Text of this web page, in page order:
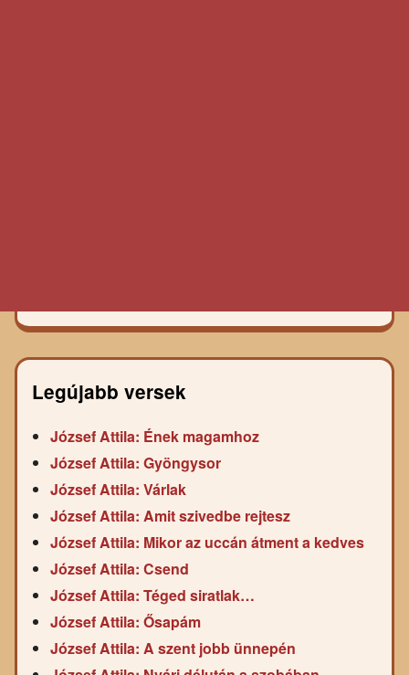
Legújabb versek
József Attila: Ének magamhoz
József Attila: Gyöngysor
József Attila: Várlak
József Attila: Amit szivedbe rejtesz
József Attila: Mikor az uccán átment a kedves
József Attila: Csend
József Attila: Téged siratlak…
József Attila: Ősapám
József Attila: A szent jobb ünnepén